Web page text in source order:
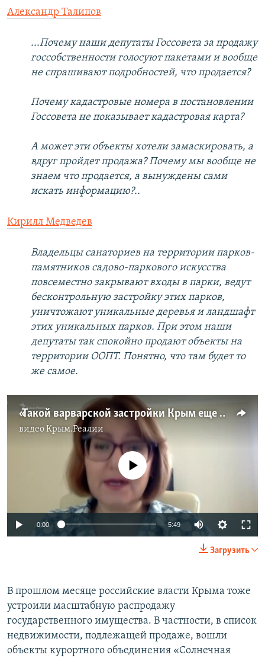
Александр Талипов
...Почему наши депутаты Госсовета за продажу
госсобственности голосуют пакетами и вообще
не спрашивают подробностей, что продается?
Почему кадастровые номера в постановлении
Госсовета не показывает кадастровая карта?
А может эти объекты хотели замаскировать, а
вдруг пройдет продажа? Почему мы вообще не
знаем что продается, а вынуждены сами
искать информацию?..
Кирилл Медведев
Владельцы санаториев на территории парков-
памятников садово-паркового искусства
повсеместно закрывают входы в парки, ведут
бесконтрольную застройку этих парков,
уничтожают уникальные деревья и ландшафт
этих уникальных парков. При этом наши
депутаты так спокойно продают объекты на
территории ООПТ. Понятно, что там будет то
же самое.
«Такой варварской застройки Крым еще не видел». Как чиновники из Татарстана застраивают Форосский парк (видео)
видеоКрым.Реалии
720p 1080p
No media source currently available
0:00 5:49
240p
1080p
Загрузить
В прошлом месяце российские власти Крыма тоже
устроили масштабную распродажу
государственного имущества. В частности, в список
недвижимости, подлежащей продаже, вошли
объекты курортного объединения «Солнечная